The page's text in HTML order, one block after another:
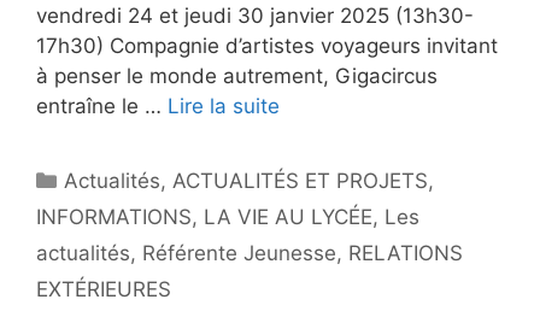
vendredi 24 et jeudi 30 janvier 2025 (13h30-
17h30) Compagnie d’artistes voyageurs invitant
à penser le monde autrement, Gigacircus
entraîne le … Lire la suite
Catégories
Actualités,ACTUALITÉS ET PROJETS,
INFORMATIONS, LA VIE AU LYCÉE, Les
actualités, Référente Jeunesse, RELATIONS
EXTÉRIEURES